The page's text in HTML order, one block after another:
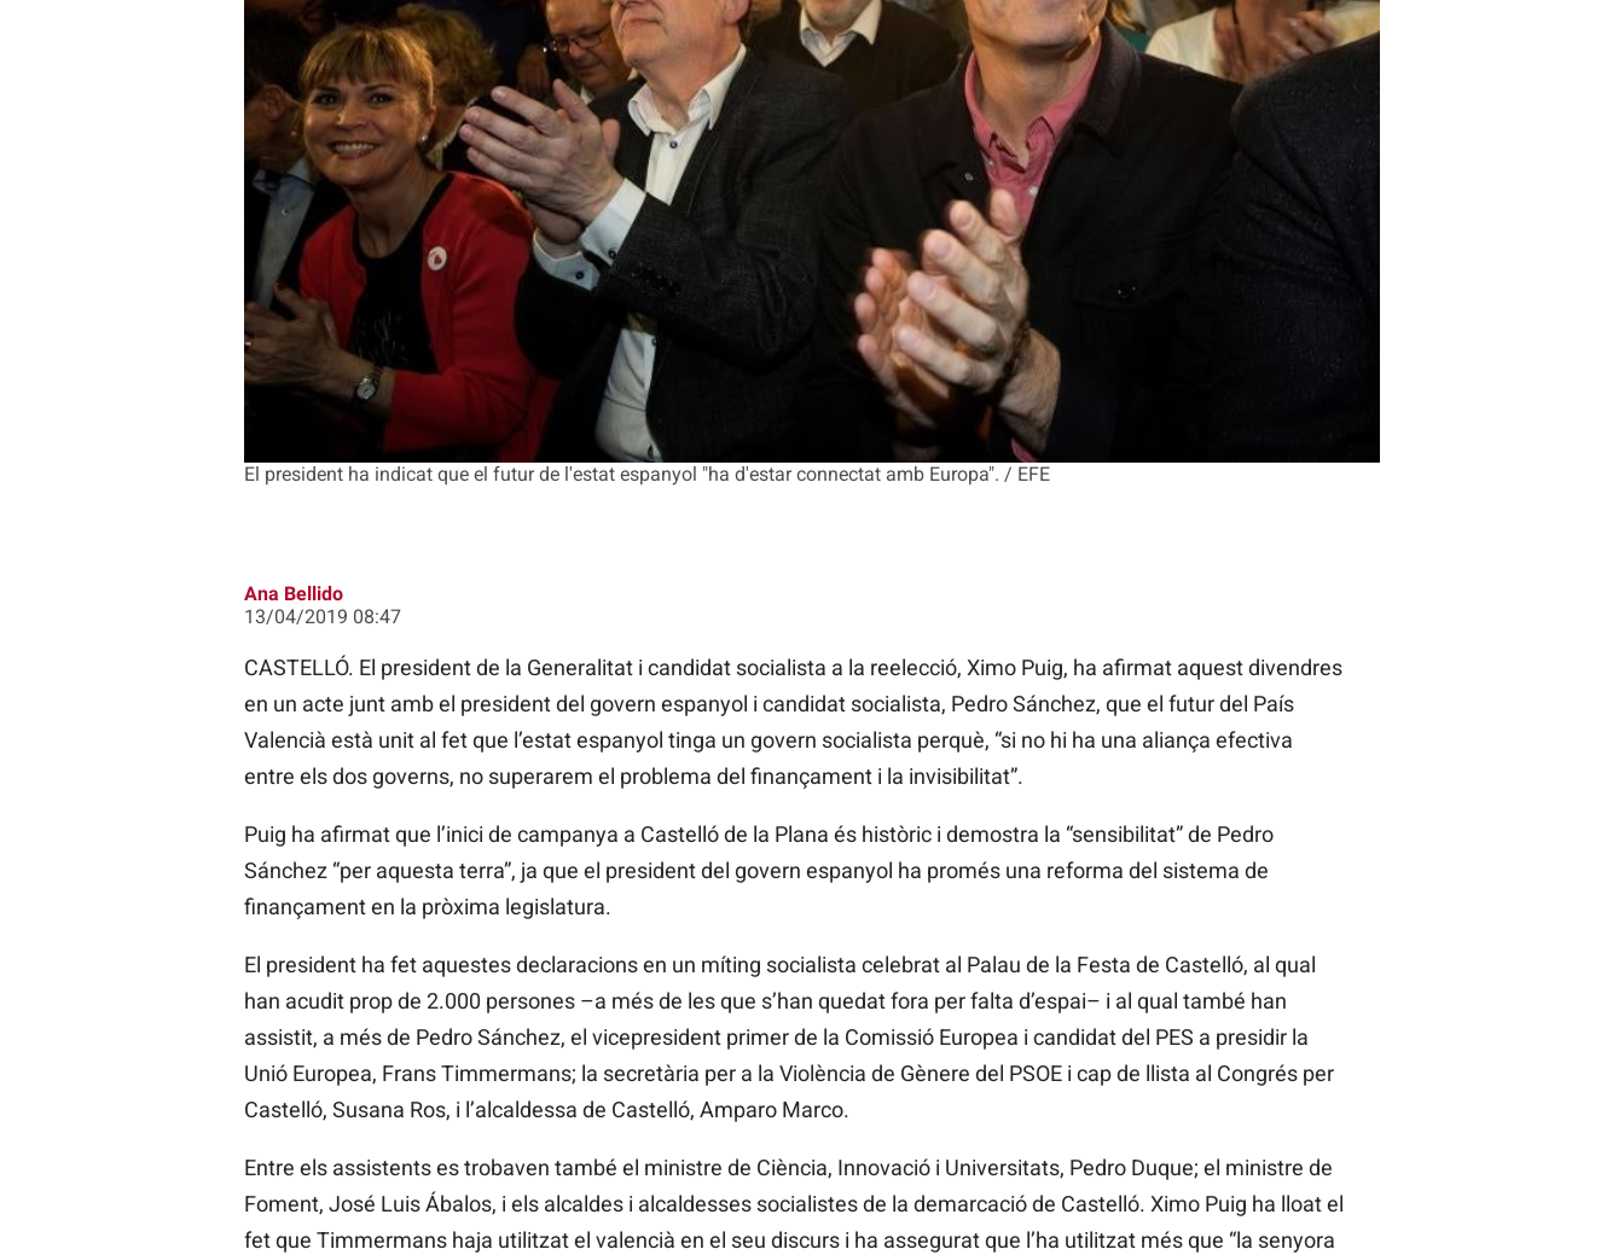
El president ha indicat que el futur de l'estat espanyol "ha d'estar connectat amb Europa". / EFE
Ana Bellido
13/04/2019 08:47
CASTELLÓ. El president de la Generalitat i candidat socialista a la reelecció, Ximo Puig, ha afirmat aquest divendres
en un acte junt amb el president del govern espanyol i candidat socialista, Pedro Sánchez, que el futur del País
Valencià està unit al fet que l’estat espanyol tinga un govern socialista perquè, “si no hi ha una aliança efectiva
entre els dos governs, no superarem el problema del finançament i la invisibilitat”.
Puig ha afirmat que l’inici de campanya a Castelló de la Plana és històric i demostra la “sensibilitat” de Pedro
Sánchez “per aquesta terra”, ja que el president del govern espanyol ha promés una reforma del sistema de
finançament en la pròxima legislatura.
El president ha fet aquestes declaracions en un míting socialista celebrat al Palau de la Festa de Castelló, al qual
han acudit prop de 2.000 persones –a més de les que s’han quedat fora per falta d’espai– i al qual també han
assistit, a més de Pedro Sánchez, el vicepresident primer de la Comissió Europea i candidat del PES a presidir la
Unió Europea, Frans Timmermans; la secretària per a la Violència de Gènere del PSOE i cap de llista al Congrés per
Castelló, Susana Ros, i l’alcaldessa de Castelló, Amparo Marco.
Entre els assistents es trobaven també el ministre de Ciència, Innovació i Universitats, Pedro Duque; el ministre de
Foment, José Luis Ábalos, i els alcaldes i alcaldesses socialistes de la demarcació de Castelló. Ximo Puig ha lloat el
fet que Timmermans haja utilitzat el valencià en el seu discurs i ha assegurat que l’ha utilitzat més que “la senyora